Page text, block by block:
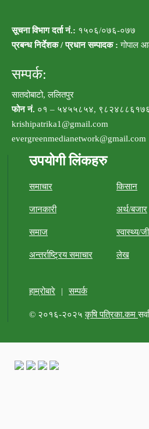
सूचना विभाग दर्ता नं.: १५०६/०७६-०७७
प्रबन्ध निर्देशक / प्रधान सम्पादक : गोपाल
सम्पर्क:
सातदोबाटो, ललितपुर
फोन नं. ०१ – ५४५५८५४, ९८२४८८६१७६
krishipatrika1@gmail.com
evergreenmedianetwork@gmail.com
उपयोगी लिंकहरु
समाचार किसान
जानकारी अर्थ/बजार
समाज स्वास्थ्य/
अन्तर्राष्ट्रिय समाचार लेख
हाम्रोबारे | सम्पर्क
© २०१६-२०२५कृषि पत्रिका.कम